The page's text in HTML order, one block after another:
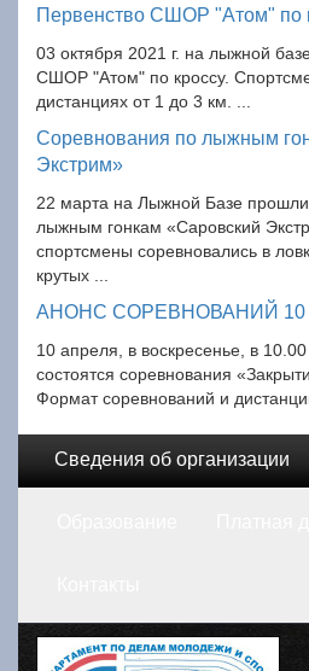
Первенство СШОР "Атом" по
03 октября 2021 г. на лыжной
СШОР "Атом" по кроссу.
дистанциях от 1 до 3 км. ...
Соревнования по лыжным
Экстрим»
22 марта на Лыжной Базе
лыжным гонкам «Саровский
спортсмены соревновались в
крутых ...
АНОНС СОРЕВНОВАНИЙ 10
10 апреля, в воскресенье, в
состоятся соревнования
Формат соревнований и
Сведения об организации